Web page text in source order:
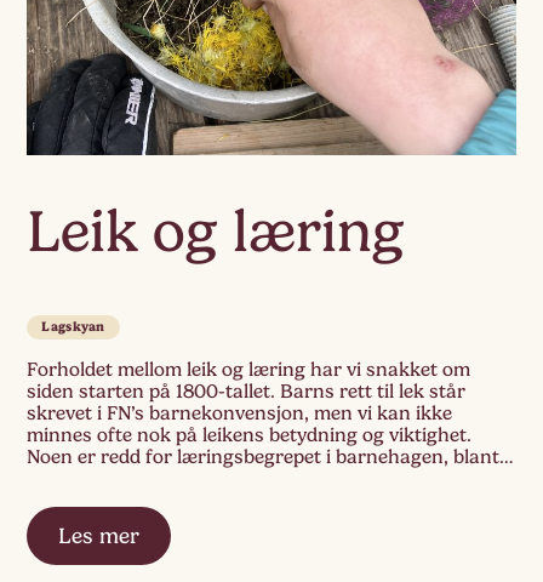
Leik og læring
Lagskyan
Forholdet mellom leik og læring har vi snakket om
siden starten på 1800-tallet. Barns rett til lek står
skrevet i FN’s barnekonvensjon, men vi kan ikke
minnes ofte nok på leikens betydning og viktighet.
Noen er redd for læringsbegrepet i barnehagen, blant
Les mer